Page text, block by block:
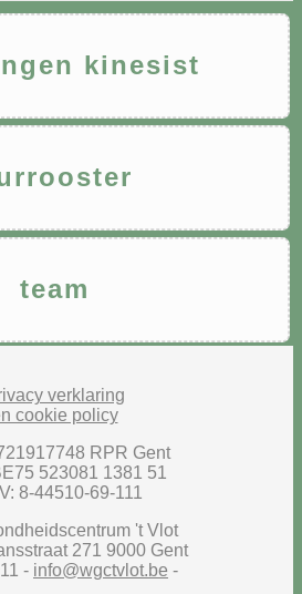
kinesist
team
verklaring
cookie policy
RPR Gent
523081 1381 51
8-44510-69-111
't Vlot
271 9000 Gent
- info@wgctvlot.be -